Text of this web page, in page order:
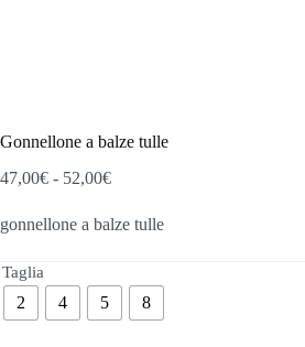
Gonnellone a balze tulle
47,00€ - 52,00€Fascia
prezzo:
da
52,00€
gonnellone a balze tulle
Taglia
2 4 5 8